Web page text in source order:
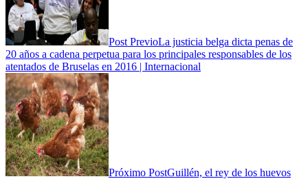
Post PrevioLa justicia belga dicta penas de
20 años a cadena perpetua para los principales responsables de los
atentados de Bruselas en 2016 | Internacional
Próximo PostGuillén, el rey de los huevos